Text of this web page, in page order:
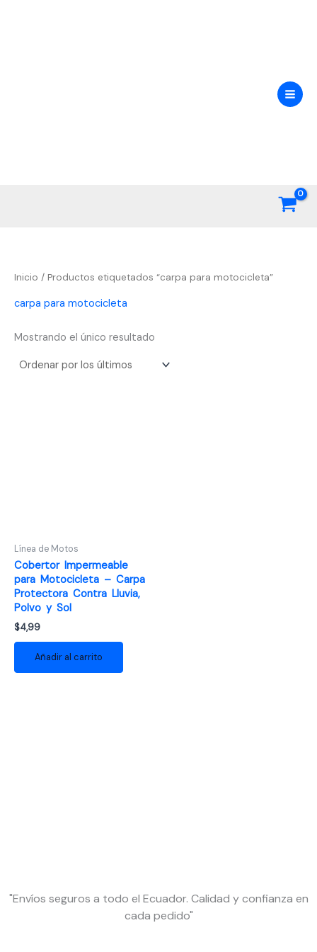
Inicio / Productos etiquetados “carpa para motocicleta”
carpa para motocicleta
Mostrando el único resultado
Línea de Motos
Cobertor Impermeable
para Motocicleta – Carpa
Protectora Contra Lluvia,
Polvo y Sol
$4,99
Añadir al carrito
"Envíos seguros a todo el Ecuador. Calidad y confianza en
cada pedido"